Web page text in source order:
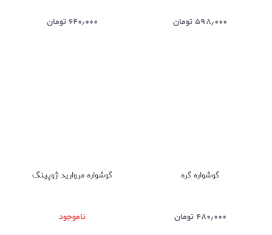
۵۹۸٫۰۰۰تومان ۶۴۰٫۰۰۰ تومان
گوشواره گره
۴۸۰٫۰۰۰ تومان
گوشواره مروارید ژوپینگ
ناموجود